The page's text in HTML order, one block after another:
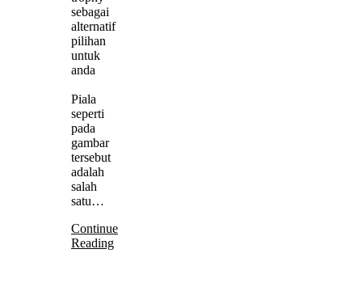
sebagai
alternatif
pilihan
untuk
anda
Piala
seperti
pada
gambar
tersebut
adalah
salah
satu…
Continue
Reading